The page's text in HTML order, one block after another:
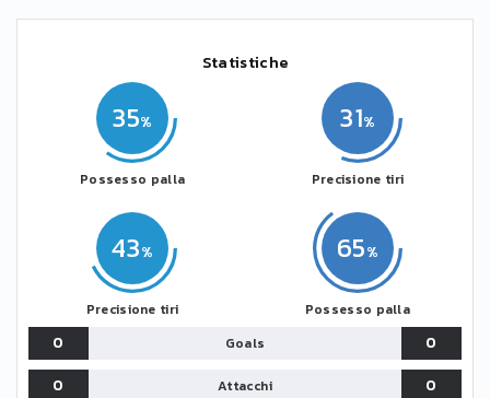
Statistiche
35
Possesso palla
43
Precisione tiri
65
Possesso palla
31
Precisione tiri
0 Goals
0
0
Attacchi
0